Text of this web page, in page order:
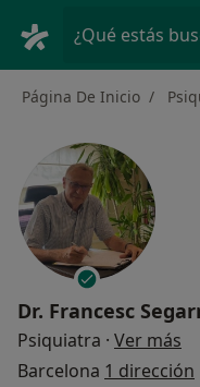
¿Qué estás
Página De Inicio
Dr. Francesc
Psiquiatra · Ver más
Barcelona 1 dirección